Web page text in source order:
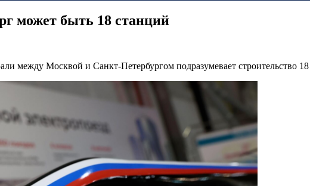
может быть 18 станций
между Москвой и Санкт-Петербургом подразумевает строительство